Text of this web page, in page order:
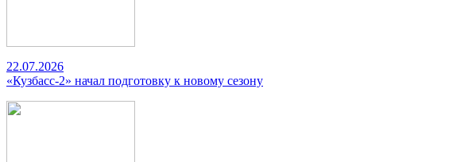
22.07.2026
«Кузбасс-2» начал подготовку к новому сезону